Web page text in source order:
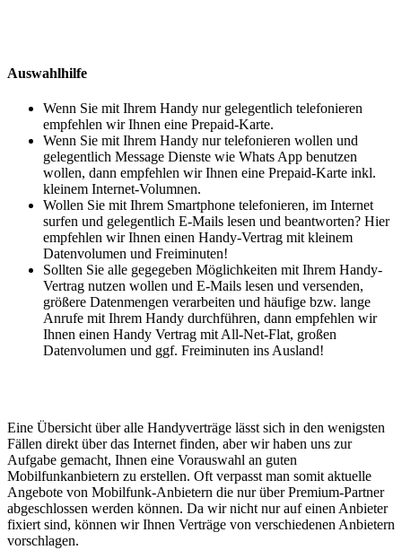
Auswahlhilfe
Wenn Sie mit Ihrem Handy nur gelegentlich telefonieren
empfehlen wir Ihnen eine Prepaid-Karte.
Wenn Sie mit Ihrem Handy nur telefonieren wollen und
gelegentlich Message Dienste wie Whats App benutzen
wollen, dann empfehlen wir Ihnen eine Prepaid-Karte inkl.
kleinem Internet-Volumnen.
Wollen Sie mit Ihrem Smartphone telefonieren, im Internet
surfen und gelegentlich E-Mails lesen und beantworten? Hier
empfehlen wir Ihnen einen Handy-Vertrag mit kleinem
Datenvolumen und Freiminuten!
Sollten Sie alle gegegeben Möglichkeiten mit Ihrem Handy-
Vertrag nutzen wollen und E-Mails lesen und versenden,
größere Datenmengen verarbeiten und häufige bzw. lange
Anrufe mit Ihrem Handy durchführen, dann empfehlen wir
Ihnen einen Handy Vertrag mit All-Net-Flat, großen
Datenvolumen und ggf. Freiminuten ins Ausland!
Eine Übersicht über alle Handyverträge lässt sich in den wenigsten
Fällen direkt über das Internet finden, aber wir haben uns zur
Aufgabe gemacht, Ihnen eine Vorauswahl an guten
Mobilfunkanbietern zu erstellen. Oft verpasst man somit aktuelle
Angebote von Mobilfunk-Anbietern die nur über Premium-Partner
abgeschlossen werden können. Da wir nicht nur auf einen Anbieter
fixiert sind, können wir Ihnen Verträge von verschiedenen Anbietern
vorschlagen.